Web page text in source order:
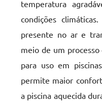
temperatura
condições
presente no ar e
meio de um
para uso em
permite maior
a piscina aquecida